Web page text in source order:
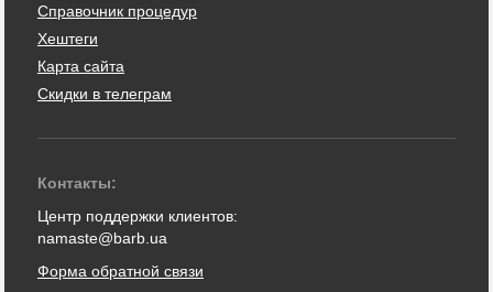
Справочник процедур
Хештеги
Карта сайта
Скидки в телеграм
Контакты:
Центр поддержки клиентов:
namaste@barb.ua
Форма обратной связи